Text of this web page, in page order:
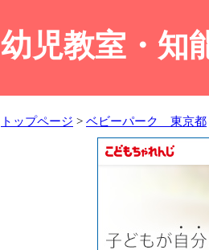
幼児教室・知
トップページ > ベビーパーク 東京都